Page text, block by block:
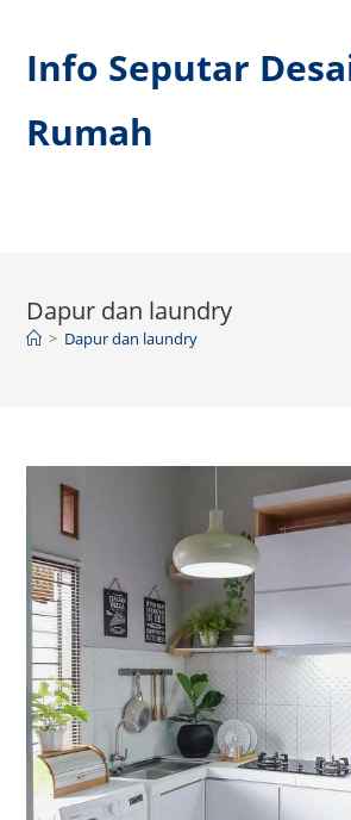
contentInfo Seputar
Rumah
Dapur dan laundry
> Dapur dan laundry